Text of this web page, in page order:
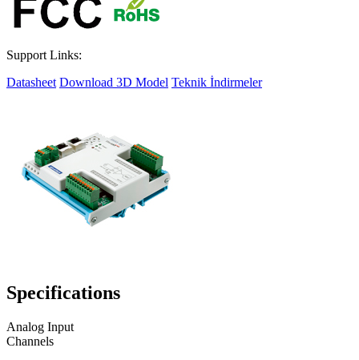
Support Links:
Datasheet Download 3D Model Teknik İndirmeler
Specifications
Analog Input
Channels